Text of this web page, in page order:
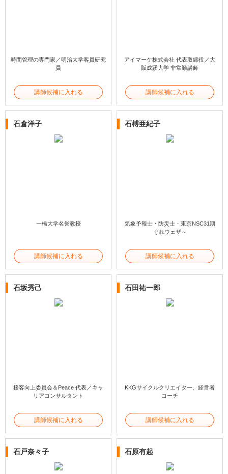
時間管理の専門家／明治大学客員研究
員
講師候補に入れる
アイマーケ株式会社 代表取締役／大
阪成蹊大学 非常勤講師
講師候補に入れる
石倉洋子
一橋大学名誉教授
講師候補に入れる
石榑亜紀子
気象予報士・防災士・東京NSC31期
ぐれウェザ～
講師候補に入れる
石坂秀己
接客向上委員会＆Peace 代表／キャ
リアコンサルタント
講師候補に入れる
石田祐一郎
KKGサイクルクリエイター、経営者
コーチ
講師候補に入れる
石戸奈々子 石原有起